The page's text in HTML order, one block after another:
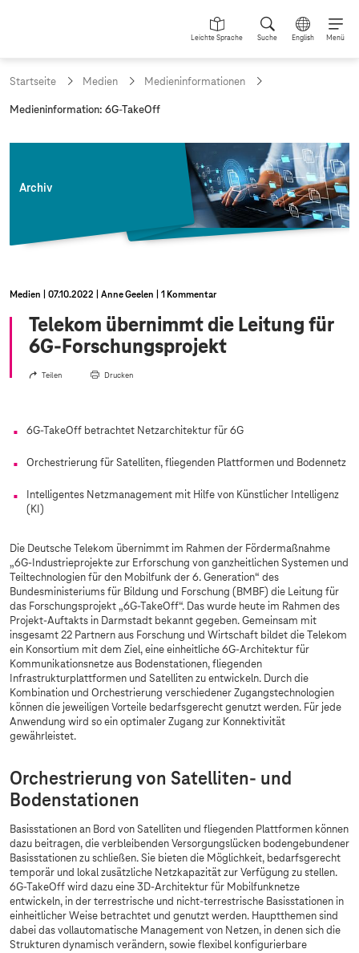
Leichte Sprache Suche English Menü
Startseite Medien Medieninformationen
a
:
Medieninformation: 6G-TakeOff
Archiv
Medien 07.10.2022 Anne Geelen 1 Kommentar
Telekom übernimmt die Leitung für
6G-Forschungsprojekt
Teilen Drucken
6G-TakeOff betrachtet Netzarchitektur für 6G
Orchestrierung für Satelliten, fliegenden Plattformen und Bodennetz
Intelligentes Netzmanagement mit Hilfe von Künstlicher Intelligenz
(KI)
Die Deutsche Telekom übernimmt im Rahmen der Fördermaßnahme
„6G-Industrieprojekte zur Erforschung von ganzheitlichen Systemen und
Teiltechnologien für den Mobilfunk der 6. Generation“ des
Bundesministeriums für Bildung und Forschung (BMBF) die Leitung für
das Forschungsprojekt „6G-TakeOff“. Das wurde heute im Rahmen des
Projekt-Auftakts in Darmstadt bekannt gegeben. Gemeinsam mit
insgesamt 22 Partnern aus Forschung und Wirtschaft bildet die Telekom
ein Konsortium mit dem Ziel, eine einheitliche 6G-Architektur für
Kommunikationsnetze aus Bodenstationen, fliegenden
Infrastrukturplattformen und Satelliten zu entwickeln. Durch die
Kombination und Orchestrierung verschiedener Zugangstechnologien
können die jeweiligen Vorteile bedarfsgerecht genutzt werden. Für jede
Anwendung wird so ein optimaler Zugang zur Konnektivität
gewährleistet.
Orchestrierung von Satelliten- und
Bodenstationen
Basisstationen an Bord von Satelliten und fliegenden Plattformen können
dazu beitragen, die verbleibenden Versorgungslücken bodengebundener
Basisstationen zu schließen. Sie bieten die Möglichkeit, bedarfsgerecht
temporär und lokal zusätzliche Netzkapazität zur Verfügung zu stellen.
6G-TakeOff wird dazu eine 3D-Architektur für Mobilfunknetze
entwickeln, in der terrestrische und nicht-terrestrische Basisstationen in
einheitlicher Weise betrachtet und genutzt werden. Hauptthemen sind
dabei das vollautomatische Management von Netzen, in denen sich die
Strukturen dynamisch verändern, sowie flexibel konfigurierbare